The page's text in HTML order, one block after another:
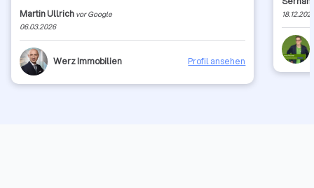
Martin Ullrich vor Google
06.03.2026
Werz Immobilien Profil ansehen